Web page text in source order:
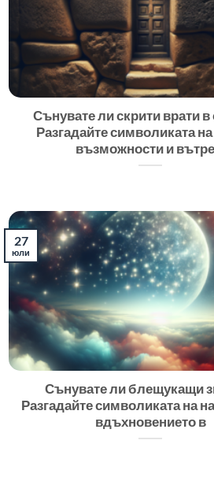
Сънувате ли скрити врати в
Разгадайте символиката
възможности и
Сънувате ли блещукащи
Разгадайте символиката на
вдъхновението в
27
юли